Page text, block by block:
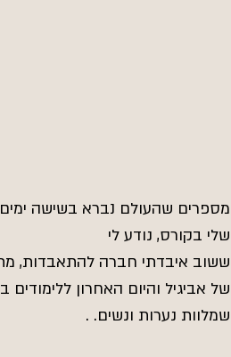
מספרים שהעולם נברא בשישה
שלי בקורס, נודע לי
ששוב איבדתי חברה להתאבדות,
של אביגיל והיום האחרון
שמלוות נערות ונשים. .